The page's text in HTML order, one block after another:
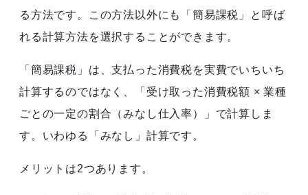
る方法です。この方法以外にも「簡易課税」と呼ば
れる計算方法を選択することができます。
「簡易課税」は、支払った消費税を実費でいちいち
計算するのではなく、「受け取った消費税額 × 業種
ごとの一定の割合（みなし仕入率）」で計算しま
す。いわゆる「みなし」計算です。
メリットは2つあります。